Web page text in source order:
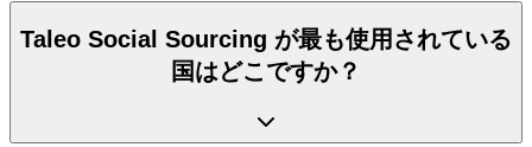
Taleo Social Sourcing が最も使用されている
国はどこですか？